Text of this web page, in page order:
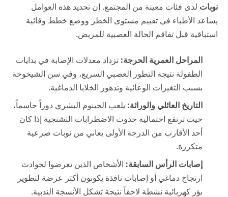
نوبات لدى فئات معينة من المجتمع. إن تحديد هذه العوامل
يساعد الأطباء في تقييم مستوى الخطر ووضع خطط وقائية
استباقية قبل تفاقم الحالة العصبية للمريض.
المراحل العمرية الحرجة: تزداد معدلات الإصابة في بدايات
الطفولة نتيجة التطور العصبي السريع، وفي سن الشيخوخة
بسبب التغيرات الوعائية وتدهور الخلايا الدماغية.
التاريخ العائلي والوراثة: يلعب الجينوم البشري دوراً حاسماً،
حيث ترتفع احتمالية حدوث الاضطرابات التشنجية إذا كان
أحد الأقارب من الدرجة الأولى يعاني من نوبات صرعية
متكررة.
إصابات الرأس السابقة: الأشخاص الذين تعرضوا لحوادث
ارتجاج دماغي أو إصابات نافذة يكونون أكثر عرضة لتطوير
بؤر كهربائية نشطة لاحقاً نتيجة تشكل الأنسجة الندبية.